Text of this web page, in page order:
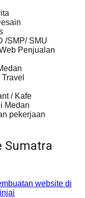
/SMP/ SMU
Penjualan
/ Kafe
Medan
pekerjaan
Sumatra
website di